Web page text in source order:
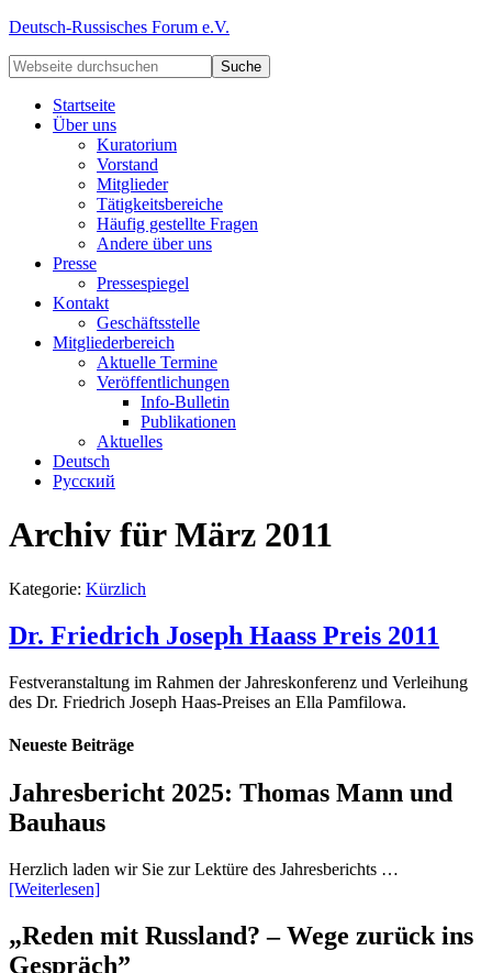
Deutsch-Russisches Forum e.V.
Startseite
Über uns
Kuratorium
Vorstand
Mitglieder
Tätigkeitsbereiche
Häufig gestellte Fragen
Andere über uns
Presse
Pressespiegel
Kontakt
Geschäftsstelle
Mitgliederbereich
Aktuelle Termine
Veröffentlichungen
Info-Bulletin
Publikationen
Aktuelles
Deutsch
Русский
Archiv für März 2011
Kategorie: Kürzlich
Dr. Friedrich Joseph Haass Preis 2011
Festveranstaltung im Rahmen der Jahreskonferenz und Verleihung
des Dr. Friedrich Joseph Haas-Preises an Ella Pamfilowa.
Neueste Beiträge
Jahresbericht 2025: Thomas Mann und
Bauhaus
Herzlich laden wir Sie zur Lektüre des Jahresberichts …
[Weiterlesen]
„Reden mit Russland? – Wege zurück ins
Gespräch”